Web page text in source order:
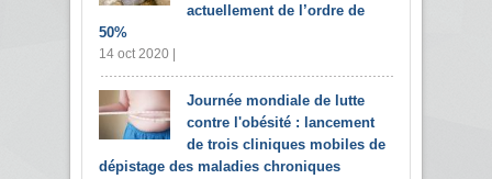
actuellement de l’ordre de
50%
14 oct 2020 |
Journée mondiale de lutte
contre l'obésité : lancement
de trois cliniques mobiles de
dépistage des maladies chroniques